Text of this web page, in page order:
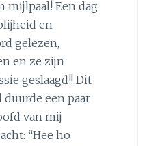
mijlpaal! Een dag
en
gelezen,
en ze zijn
geslaagd!! Dit
een paar
van mij
“Hee ho